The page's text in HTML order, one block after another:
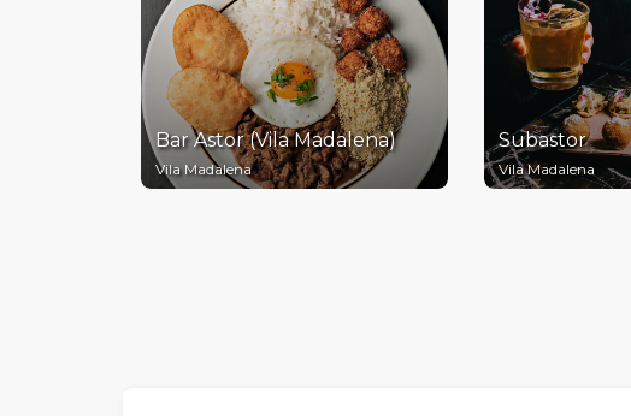
Bar Astor (Vila Madalena)
Vila Madalena
Subastor
Vila Madalena